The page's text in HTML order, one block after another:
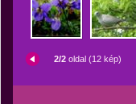
2/2 oldal (12 kép)